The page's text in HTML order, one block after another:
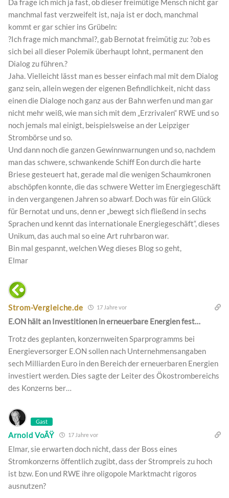
Da frage ich mich ja fast, ob dieser freimütige Mensch nicht gar
manchmal fast verzweifelt ist, naja ist er doch, manchmal
kommt er gar schier ins Grübeln:
?Ich frage mich manchmal?, gab Bernotat freimütig zu: ?ob es
sich bei all dieser Polemik überhaupt lohnt, permanent den
Dialog zu führen.?
Jaha. Vielleicht lässt man es besser einfach mal mit dem Dialog
ganz sein, allein wegen der eigenen Befindlichkeit, nicht dass
einen die Dialoge noch ganz aus der Bahn werfen und man gar
nicht mehr weiß, wie man sich mit dem „Erzrivalen“ RWE und so
noch jemals mal einigt, beispielsweise an der Leipziger
Strombörse und so.
Und dann noch die ganzen Gewinnwarnungen und so, nachdem
man das schwere, schwankende Schiff Eon durch die harte
Briese gesteuert hat, gerade mal die wenigen Schaumkronen
abschöpfen konnte, die das schwere Wetter im Energiegeschäft
in den vergangenen Jahren so abwarf. Doch was für ein Glück
für Bernotat und uns, denn er „bewegt sich fließend in sechs
Sprachen und kennt das internationale Energiegeschäft“, dieses
Unikum, das auch mal so eine Art ruhrbaron war.
Bin mal gespannt, welchen Weg dieses Blog so geht,
Elmar
Strom-Vergleiche.de 17 Jahre vor
E.ON hält an Investitionen in erneuerbare Energien fest…
Trotz des geplanten, konzernweiten Sparprogramms bei
Energieversorger E.ON sollen nach Unternehmensangaben
sech Milliarden Euro in den Bereich der erneuerbaren Energien
investiert werden. Dies sagte der Leiter des Ökostrombereichs
des Konzerns ber…
Gast
Arnold VoÃŸ 17 Jahre vor
Elmar, sie erwarten doch nicht, dass der Boss eines
Stromkonzerns öffentlich zugibt, dass der Strompreis zu hoch
ist bzw. Eon und RWE ihre oligopole Marktmacht rigoros
ausnutzen?